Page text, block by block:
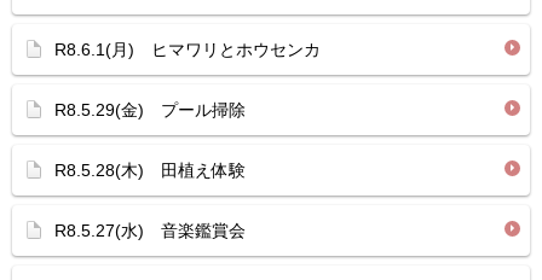
R8.6.1(月) ヒマワリとホウセンカ
R8.5.29(金) プール掃除
R8.5.28(木) 田植え体験
R8.5.27(水) 音楽鑑賞会